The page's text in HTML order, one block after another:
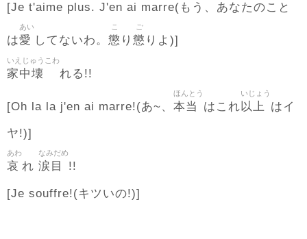
[Je t'aime plus. J'en ai marre(もう、あなたのこと
は愛
あい
してないわ。 懲
こ
り 懲
ご
りよ)]
家中壊
いえじゅうこわ
れる!!
[Oh la la j'en ai marre!(あ~、 本当
ほんとう
はこれ以上
いじょう
はイ
ヤ!)]
哀
あわ
れ 涙目
なみだめ
!!
[Je souffre!(キツいの!)]